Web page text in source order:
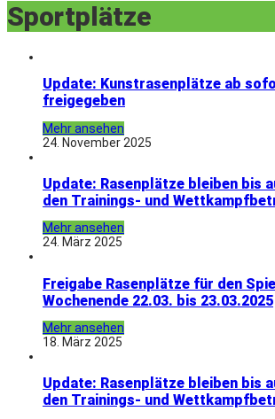
Sportplätze
Update: Kunstrasenplätze ab
freigegeben
Mehr ansehen
24. November 2025
Update: Rasenplätze bleiben bis
den Trainings- und
Mehr ansehen
24. März 2025
Freigabe Rasenplätze für den
Wochenende 22.03. bis 23.03.2025
Mehr ansehen
18. März 2025
Update: Rasenplätze bleiben bis
den Trainings- und